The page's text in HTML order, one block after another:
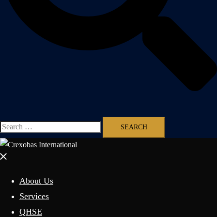
Search
for:
Close
About Us
Services
QHSE